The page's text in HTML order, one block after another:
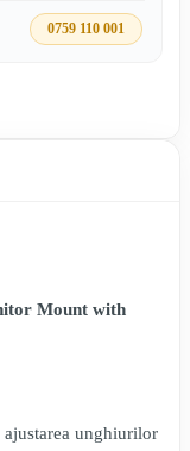
0759 110 001
Mount with
ajustarea unghiurilor